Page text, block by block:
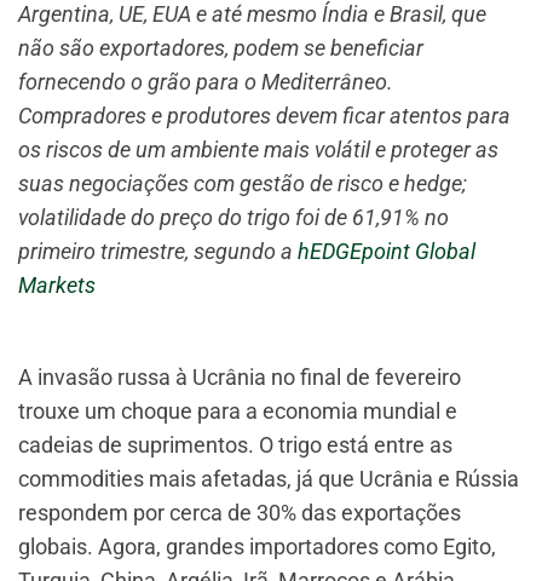
Argentina, UE, EUA e até mesmo Índia e Brasil, que
não são exportadores, podem se beneficiar
fornecendo o grão para o Mediterrâneo.
Compradores e produtores devem ficar atentos para
os riscos de um ambiente mais volátil e proteger as
suas negociações com gestão de risco e hedge;
volatilidade do preço do trigo foi de 61,91% no
primeiro trimestre, segundo a hEDGEpoint Global
Markets
A invasão russa à Ucrânia no final de fevereiro
trouxe um choque para a economia mundial e
cadeias de suprimentos. O trigo está entre as
commodities mais afetadas, já que Ucrânia e Rússia
respondem por cerca de 30% das exportações
globais. Agora, grandes importadores como Egito,